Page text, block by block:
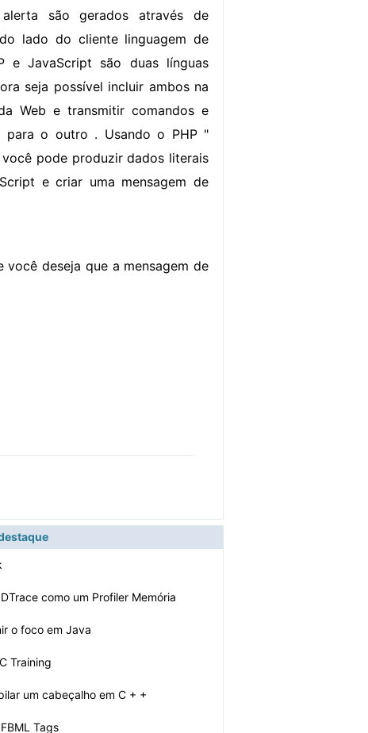
alerta são gerados através de
lado do cliente linguagem de
e JavaScript são duas línguas
seja possível incluir ambos na
Web e transmitir comandos e
para o outro . Usando o PHP "
pode produzir dados literais
e criar uma mensagem de
deseja que a mensagem de
como um Profiler Memória
o foco em Java
Training
um cabeçalho em C + +
Tags